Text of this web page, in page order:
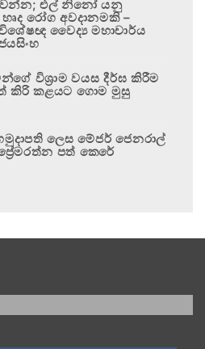
වන්න; එල් නිනෝ යනු
රෝග අවදානමකි –
විශේෂඥ වෛද්‍ය මහාචාර්ය
විශ්‍රාම වයස දීර්ඝ කිරීම
කිරි කළයට ගොම මුසු
ලෙස මේජර් ජෙනරාල්
පත් කෙරේ